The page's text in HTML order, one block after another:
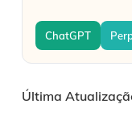
ChatGPT
Última